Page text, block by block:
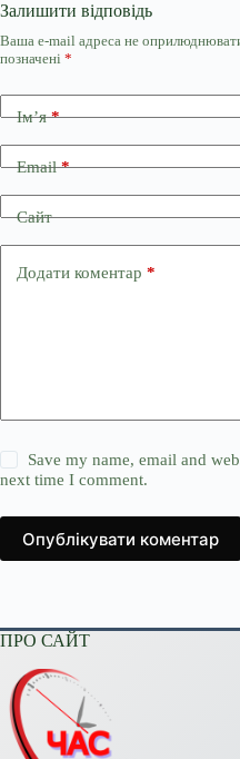
Залишити відповідь
Ваша e-mail адреса не
позначені *
Ім’я*
Email*
Сайт
Додати коментар *
Save my name, email and
next time I comment.
Опублікувати коментар
ПРО САЙТ